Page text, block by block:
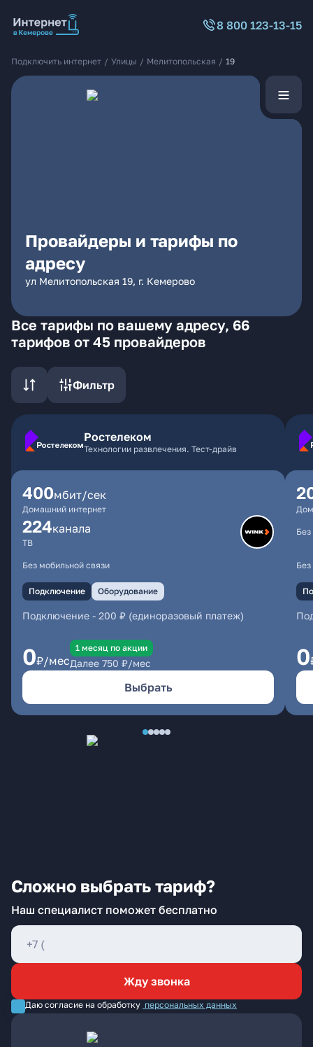
8 800 123-13-15
Подключить интернет / Улицы / Мелитопольская / 19
Провайдеры и тарифы по
адресу
ул Мелитопольская 19, г. Кемерово
Все тарифы по вашему адресу, 66
тарифов от 45 провайдеров
Фильтр
Ростелеком
Технологии развлечения. Тест-драйв
400мбит/сек
Домашний интернет
224каналa
ТВ
Без мобильной связи
Подключение Оборудование
Подключение - 200 ₽ (единоразовый платеж)
0₽/мес
1 месяц по акции
Далее 750 ₽/мес
Выбрать
0
Сложно выбрать тариф?
Наш специалист поможет бесплатно
Жду звонка
Даю согласие на обработку персональных данных